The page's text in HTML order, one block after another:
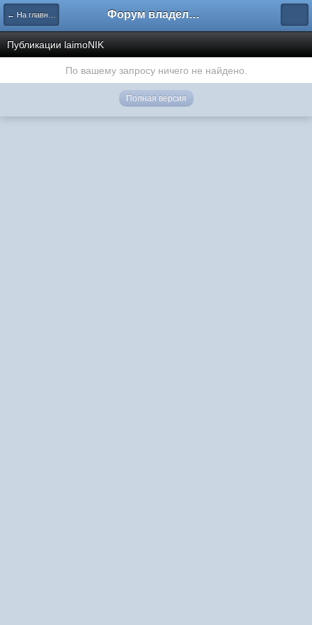
← На главную Форум владельцев интернет-магазинов
Публикации laimoNIK
По вашему запросу ничего не найдено.
Полная версия